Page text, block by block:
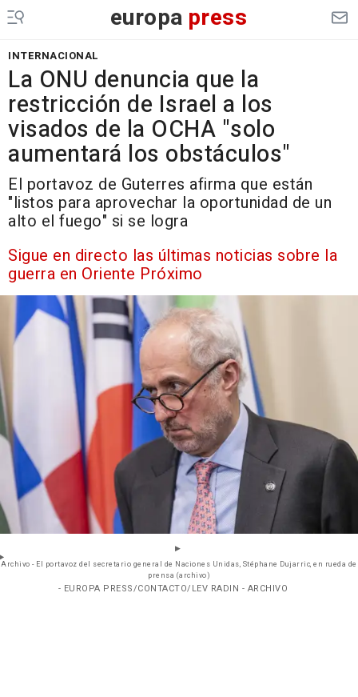
europa press
INTERNACIONAL
La ONU denuncia que la
restricción de Israel a los
visados de la OCHA "solo
aumentará los obstáculos"
El portavoz de Guterres afirma que están
"listos para aprovechar la oportunidad de un
alto el fuego" si se logra
Sigue en directo las últimas noticias sobre la
guerra en Oriente Próximo
Archivo - El portavoz del secretario general de Naciones Unidas, Stéphane Dujarric, en rueda de
prensa (archivo)
- EUROPA PRESS/CONTACTO/LEV RADIN - ARCHIVO